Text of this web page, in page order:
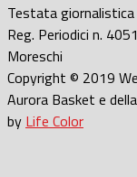
Testata
Reg. Periodici n.
Moreschi
Copyright © 2019
Aurora Basket e
by Life Color